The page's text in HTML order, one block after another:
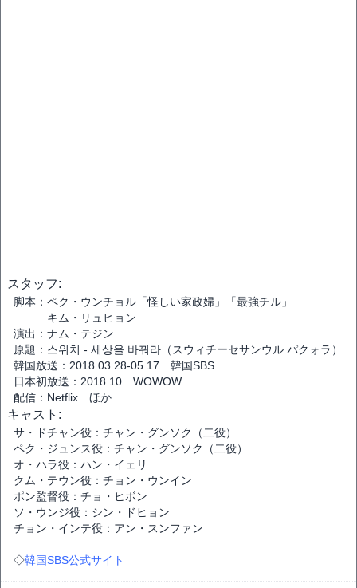
スタッフ:
脚本：ペク・ウンチョル「怪しい家政婦」「最強チル」
キム・リュヒョン
演出：ナム・テジン
原題：스위치 - 세상을 바꿔라（スウィチーセサンウル パクォラ）
韓国放送：2018.03.28-05.17 韓国SBS
日本初放送：2018.10 WOWOW
配信：Netflix ほか
キャスト:
サ・ドチャン役：チャン・グンソク（二役）
ペク・ジュンス役：チャン・グンソク（二役）
オ・ハラ役：ハン・イェリ
クム・テウン役：チョン・ウンイン
ポン監督役：チョ・ヒボン
ソ・ウンジ役：シン・ドヒョン
チョン・インテ役：アン・スンファン
◇韓国SBS公式サイト